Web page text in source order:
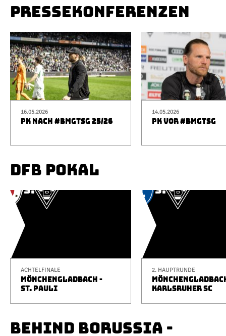
PRESSEKONFERENZEN
16.05.2026
PK NACH #BMGTSG 25/26
14.05.2026
PK VOR #BMGTSG
DFB POKAL
ACHTELFINALE
MÖNCHENGLADBACH -
ST. PAULI
2. HAUPTRUNDE
KARLSRUHER SC
BEHIND BORUSSIA -